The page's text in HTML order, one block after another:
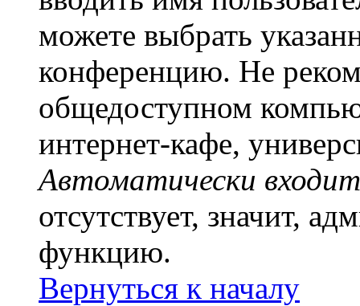
можете выбрать
конференцию. Не
общедоступном
интернет-кафе,
Автоматически
отсутствует, значит,
функцию.
Вернуться к началу